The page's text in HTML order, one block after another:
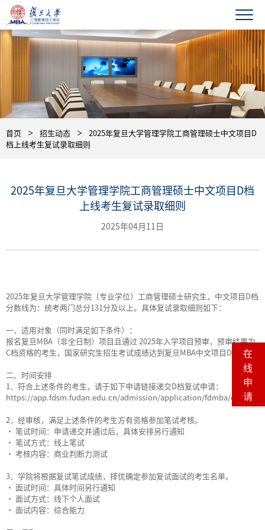
首页 招生动态
2025年复旦大学管理学院工商管理硕士中文项目D
档上线考生复试录取细则
2025年复旦大学管理学院工商管理硕士中文项目D档
上线考生复试录取细则
2025年04月11日
2025年复旦大学管理学院（专业学位）工商管理硕士研究生，中文项目D档
分数线为：统考两门总分131分及以上。具体复试录取细则如下：
一、适用对象（同时满足如下条件）：
报名复旦MBA（非全日制）项目且通过 2025年入学项目预审，预审结果为
C档资格的考生，国家研究生招生考试成绩达到复旦MBA中文项目D档；
二、时间安排
1．符合上述条件的考生，请于如下申请链接递交D档复试申请：
https://app.fdsm.fudan.edu.cn/admission/application/fdmba/d-line
2．经审核，满足上述条件的考生方有资格参加笔试考核。
• 笔试时间：申请递交并通过后，具体安排另行通知
• 笔试方式：线上笔试
• 考核内容：商业判断力测试
3．学院将根据复试笔试成绩，择优确定参加复试面试的考生名单。
• 面试时间：具体时间另行通知
• 面试方式：线下个人面试
• 面试内容：综合能力
在
线
申
请